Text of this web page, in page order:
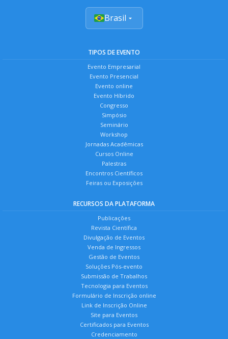
Brasil
TIPOS DE EVENTO
Evento Empresarial
Evento Presencial
Evento online
Evento Híbrido
Congresso
Simpósio
Seminário
Workshop
Jornadas Acadêmicas
Cursos Online
Palestras
Encontros Científicos
Feiras ou Exposições
RECURSOS DA PLATAFORMA
Publicações
Revista Científica
Divulgação de Eventos
Venda de Ingressos
Gestão de Eventos
Soluções Pós-evento
Submissão de Trabalhos
Tecnologia para Eventos
Formulário de Inscrição online
Link de Inscrição Online
Site para Eventos
Certificados para Eventos
Credenciamento